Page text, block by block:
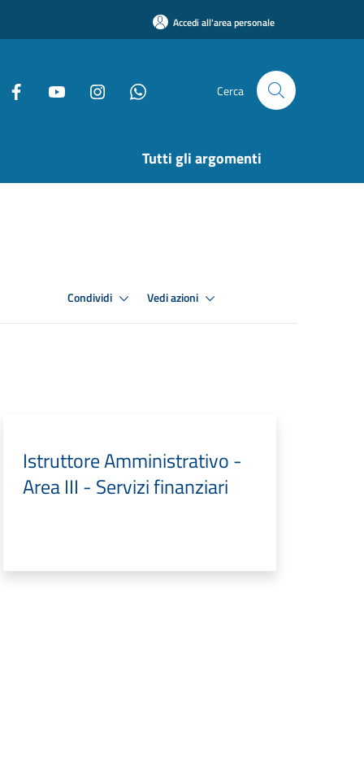
Accedi all'area personale
Cerca
Tutti gli argomenti
Condividi Vedi azioni
Istruttore Amministrativo -
Area III - Servizi finanziari